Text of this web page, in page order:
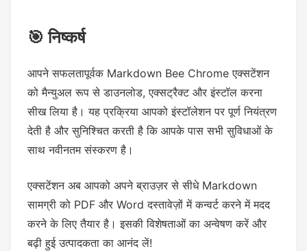
🎯 निष्कर्ष
आपने सफलतापूर्वक Markdown Bee Chrome एक्सटेंशन
को मैन्युअल रूप से डाउनलोड, एक्सट्रैक्ट और इंस्टॉल करना
सीख लिया है। यह प्रक्रिया आपको इंस्टॉलेशन पर पूर्ण नियंत्रण
देती है और सुनिश्चित करती है कि आपके पास सभी सुविधाओं के
साथ नवीनतम संस्करण है।
एक्सटेंशन अब आपको अपने ब्राउज़र से सीधे Markdown
सामग्री को PDF और Word दस्तावेज़ों में कन्वर्ट करने में मदद
करने के लिए तैयार है। इसकी विशेषताओं का अन्वेषण करें और
बढ़ी हुई उत्पादकता का आनंद लें!